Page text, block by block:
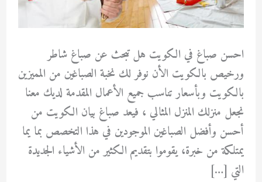
احسن صباغ في الكويت هل تبحث عن صباغ شاطر
ورخيص بالكويت الأن نوفر لك نخبة الصباغين من المميزين
بالكويت وبأسعار تناسب جميع الأعمال المقدمة لديك معنا
نجعل منزلك المنزل المثالي ، فيعد صباغ بيان الكويت من
أحسن وأفضل الصباغين الموجودين في هذا التخصص بما يما
يمتلكة من خبرة، يقوموا بتقديم الكثير من الأشياء الجديدة
التي […]